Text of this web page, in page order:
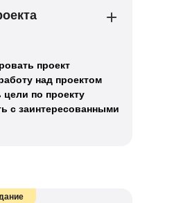
проект
над проектом
цели по проекту
с заинтересованными